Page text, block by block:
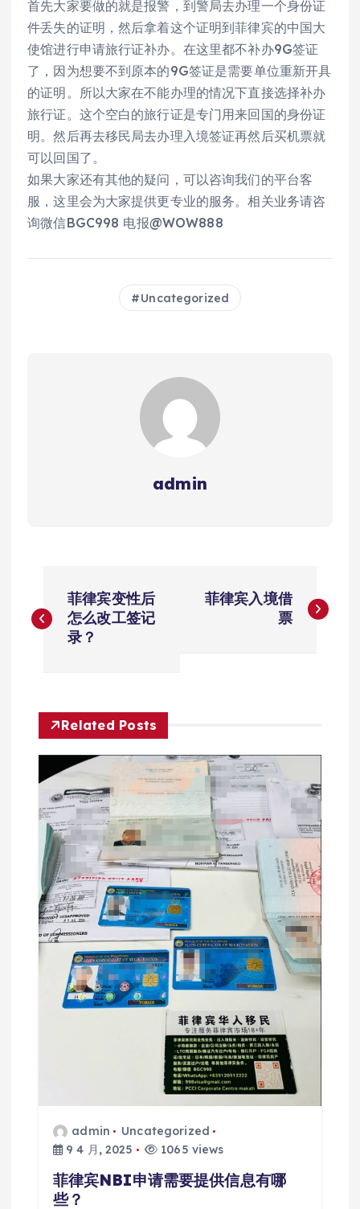
首先大家要做的就是报警，到警局去办理一个身份证
件丢失的证明，然后拿着这个证明到菲律宾的中国大
使馆进行申请旅行证补办。在这里都不补办9G签证
了，因为想要不到原本的9G签证是需要单位重新开具
的证明。所以大家在不能办理的情况下直接选择补办
旅行证。这个空白的旅行证是专门用来回国的身份证
明。然后再去移民局去办理入境签证再然后买机票就
可以回国了。
如果大家还有其他的疑问，可以咨询我们的平台客
服，这里会为大家提供更专业的服务。相关业务请咨
询微信BGC998 电报@WOW888
Uncategorized
admin
章
航
菲律宾变性后
怎么改工签记
录？
菲律宾入境借
票
Related Posts
admin
Uncategorized
9 4 月, 2025
1065 views
菲律宾NBI申请需要提供信息有哪
些？